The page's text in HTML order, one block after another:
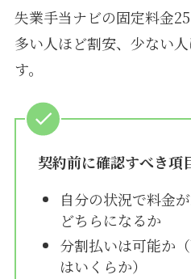
失業手当ナビの固定料金
多い人ほど割安、少ない
す。
契約前に確認すべき項
自分の状況で料金
どちらになるか
分割払いは可能か
はいくらか）